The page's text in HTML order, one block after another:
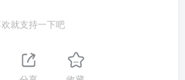
就支持一下吧